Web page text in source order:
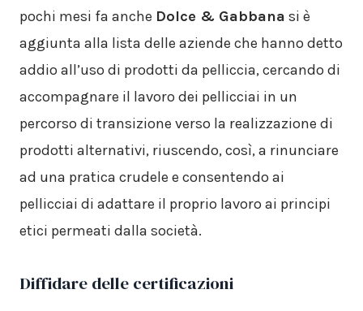
pochi mesi fa anche Dolce & Gabbana si è
aggiunta alla lista delle aziende che hanno detto
addio all’uso di prodotti da pelliccia, cercando di
accompagnare il lavoro dei pellicciai in un
percorso di transizione verso la realizzazione di
prodotti alternativi, riuscendo, così, a rinunciare
ad una pratica crudele e consentendo ai
pellicciai di adattare il proprio lavoro ai principi
etici permeati dalla società.
Diffidare delle certificazioni